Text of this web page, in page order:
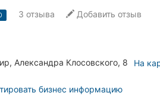
3 отзыва Добавить отзыв
Александра Клосовского, 8 На
бизнес информацию